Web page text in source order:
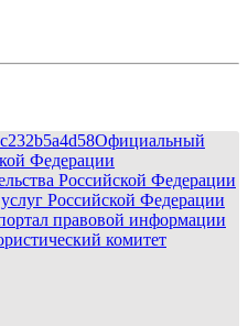
Официальный
Федерации
Российской Федерации
Российской Федерации
правовой информации
комитет